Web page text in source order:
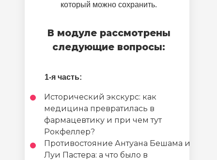
Исторический экскурс: как
медицина превратилась в
фармацевтику и при чем тут
Рокфеллер?
Противостояние Антуана Бешама и
Луи Пастера: а что было в
который можно сохранить.
В модуле рассмотрены
следующие вопросы:
1-я часть: